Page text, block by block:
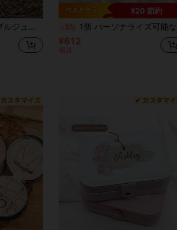
なピアス収納ボックス、姉妹、友人へのギフトボックス、誕生日プレゼント
¥20 節約
-3% 1個 パーソナライズ可能なベルベット製ジュエリーボックス、カスタマイズ可能なトラベルジュエリー収納ボックス、エレガントなブライズメイドギフト、彼女への誕生日ギフト、母の日&バレンタインデーの記念品、長方形ジッパーデザイン、ウェディングギフトボックス、心のこもったギフト
¥612
概算